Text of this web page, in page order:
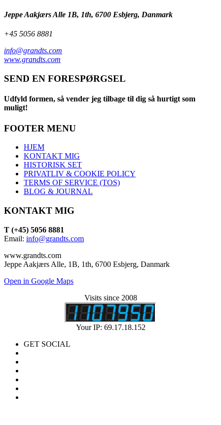
Jeppe Aakjærs Alle 1B, 1th, 6700 Esbjerg, Danmark
+45 5056 8881
info@grandts.com
www.grandts.com
SEND EN FORESPØRGSEL
Udfyld formen, så vender jeg tilbage til dig så hurtigt som
muligt!
FOOTER MENU
HJEM
KONTAKT MIG
HISTORISK SET
PRIVATLIV & COOKIE POLICY
TERMS OF SERVICE (TOS)
BLOG & JOURNAL
KONTAKT MIG
T (+45) 5056 8881
Email: info@grandts.com
www.grandts.com
Jeppe Aakjærs Alle, 1B, 1th, 6700 Esbjerg, Danmark
Open in Google Maps
Visits since 2008
Your IP: 69.17.18.152
GET SOCIAL